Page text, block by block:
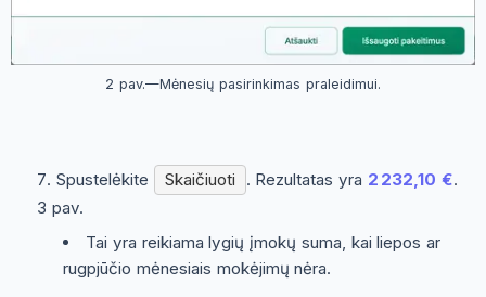
2 pav.—Mėnesių pasirinkimas praleidimui.
Spustelėkite Skaičiuoti . Rezultatas yra 2 232,10 €.
3 pav.
Tai yra reikiama lygių įmokų suma, kai liepos ar
rugpjūčio mėnesiais mokėjimų nėra.